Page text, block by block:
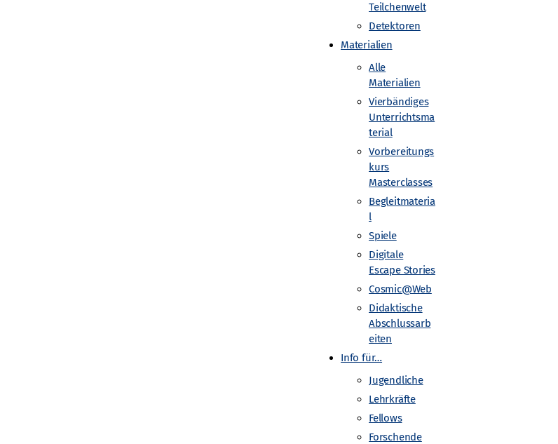
Teilchenwelt
Detektoren
Materialien
Alle
Materialien
Vierbändiges
Unterrichtsma
terial
Vorbereitungs
kurs
Masterclasses
Begleitmateria
l
Spiele
Digitale
Escape Stories
Cosmic@Web
Didaktische
Abschlussarb
eiten
Info für…
Jugendliche
Lehrkräfte
Fellows
Forschende